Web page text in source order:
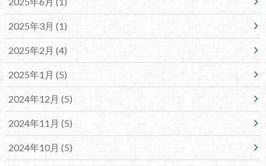
2025年3月 (1)
2025年2月 (4)
2025年1月 (5)
2024年12月 (5)
2024年11月 (5)
2024年10月 (5)